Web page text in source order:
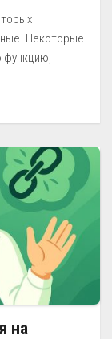
Некоторые
функцию,
на